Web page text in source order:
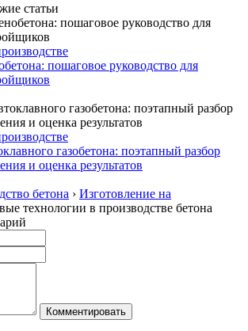
статьи
пошаговое руководство для
газобетона: поэтапный разбор
и оценка результатов
бетона › Изготовление на
технологии в производстве бетона